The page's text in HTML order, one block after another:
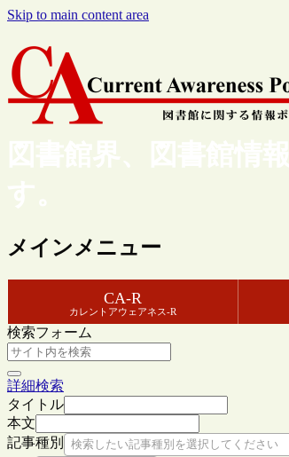
Skip to main content area
図書館界、図書館情
す。
メインメニュー
CA-R
カレントアウェアネス-R
検索フォーム
詳細検索
タイトル
本文
記事種別
検索したい記事種別を選択してください